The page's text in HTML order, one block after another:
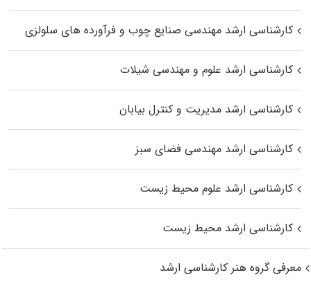
کارشناسی ارشد مهندسی صنایع چوب و فرآورده‌ های سلولزی
کارشناسی ارشد علوم و مهندسی شیلات
کارشناسی ارشد مدیریت و کنترل بیابان
کارشناسی ارشد مهندسی فضای سبز
کارشناسی ارشد علوم محیط‌ زیست
کارشناسی ارشد محیط زیست
معرفی گروه هنر کارشناسی ارشد